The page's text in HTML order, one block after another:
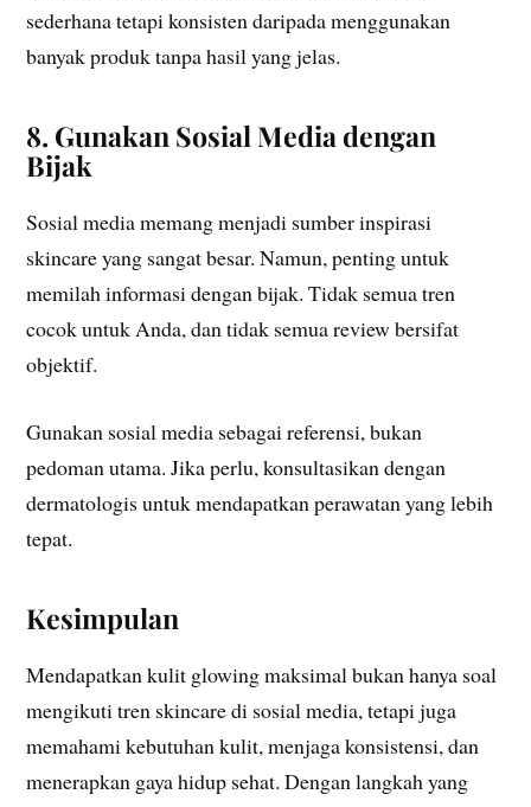
sederhana tetapi konsisten daripada menggunakan
banyak produk tanpa hasil yang jelas.
8. Gunakan Sosial Media dengan
Bijak
Sosial media memang menjadi sumber inspirasi
skincare yang sangat besar. Namun, penting untuk
memilah informasi dengan bijak. Tidak semua tren
cocok untuk Anda, dan tidak semua review bersifat
objektif.
Gunakan sosial media sebagai referensi, bukan
pedoman utama. Jika perlu, konsultasikan dengan
dermatologis untuk mendapatkan perawatan yang lebih
tepat.
Kesimpulan
Mendapatkan kulit glowing maksimal bukan hanya soal
mengikuti tren skincare di sosial media, tetapi juga
memahami kebutuhan kulit, menjaga konsistensi, dan
menerapkan gaya hidup sehat. Dengan langkah yang